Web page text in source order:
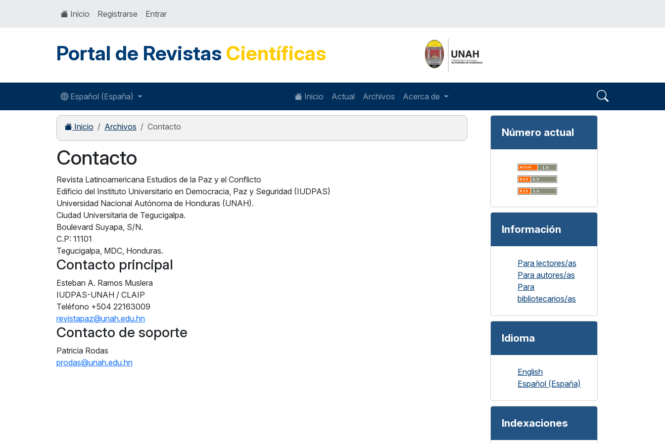
Inicio Registrarse Entrar
Portal de Revistas Científicas
Español (España) Inicio Actual Archivos Acerca de
Inicio Archivos Contacto
Contacto
Revista Latinoamericana Estudios de la Paz y el Conflicto
Edificio del Instituto Universitario en Democracia, Paz y Seguridad (IUDPAS)
Universidad Nacional Autónoma de Honduras (UNAH).
Ciudad Universitaria de Tegucigalpa.
Boulevard Suyapa, S/N.
C.P: 11101
Tegucigalpa, MDC, Honduras.
Contacto principal
Esteban A. Ramos Muslera
IUDPAS-UNAH / CLAIP
Teléfono +504 22163009
revistapaz@unah.edu.hn
Contacto de soporte
Patricia Rodas
prodas@unah.edu.hn
Número actual
Información
Para lectores/as
Para autores/as
Para
bibliotecarios/as
Idioma
English
Español (España)
Indexaciones